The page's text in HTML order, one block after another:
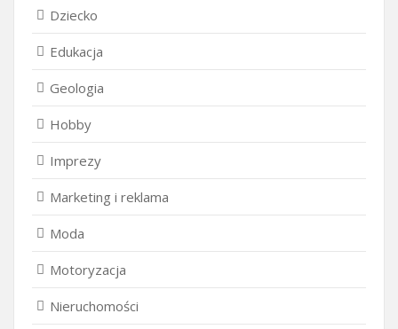
Dziecko
Edukacja
Geologia
Hobby
Imprezy
Marketing i reklama
Moda
Motoryzacja
Nieruchomości